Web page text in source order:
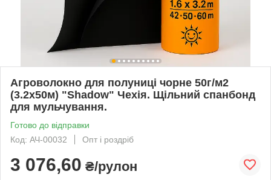
Агроволокно для полуниці чорне 50г/м2
(3.2х50м) "Shadow" Чехія. Щільний спанбонд
для мульчування.
Готово до відправки
Код: АЧ-00032
Опт і роздріб
3 076,60 ₴/рулон